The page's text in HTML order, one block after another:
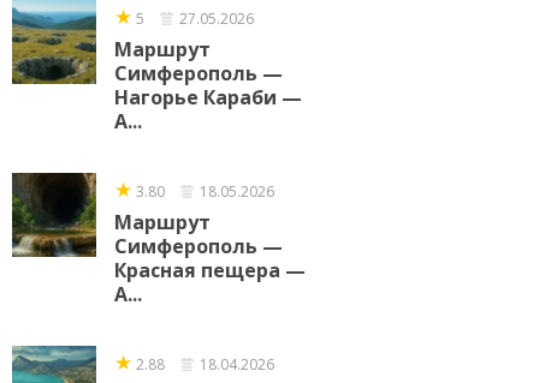
★ 5 27.05.2026
Маршрут
Симферополь —
Нагорье Караби —
А...
★ 3.80 18.05.2026
Маршрут
Симферополь —
Красная пещера —
А...
★ 2.88 18.04.2026